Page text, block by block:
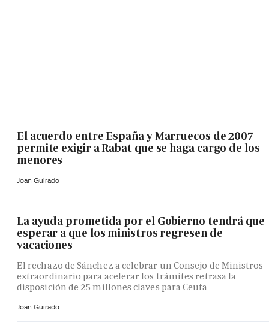
El acuerdo entre España y Marruecos de 2007
permite exigir a Rabat que se haga cargo de los
menores
Joan Guirado
La ayuda prometida por el Gobierno tendrá que
esperar a que los ministros regresen de
vacaciones
El rechazo de Sánchez a celebrar un Consejo de Ministros
extraordinario para acelerar los trámites retrasa la
disposición de 25 millones claves para Ceuta
Joan Guirado